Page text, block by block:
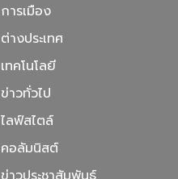
การเมือง
ต่างประเทศ
เทคโนโลยี
ข่าวทั่วไป
ไลฟ์สไตล์
คอลัมนิสต์